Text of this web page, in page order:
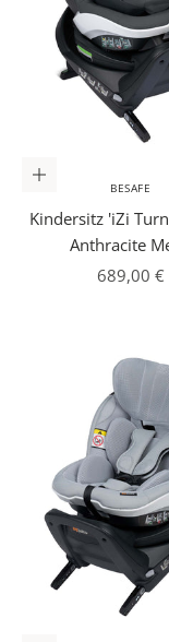
In den Warenkorb
BESAFE
Kindersitz 'iZi
Anthracite
Angebot
689,00 €